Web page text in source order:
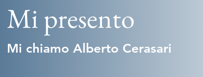
Mi presento
Mi chiamo Alberto Cerasari